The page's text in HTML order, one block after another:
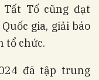
Tố cũng đạt
gia, giải báo
tổ chức.
đã tập trung